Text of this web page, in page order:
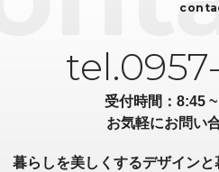
受付時間：8:45
お気軽にお問い
暮らしを美しくするデザイン